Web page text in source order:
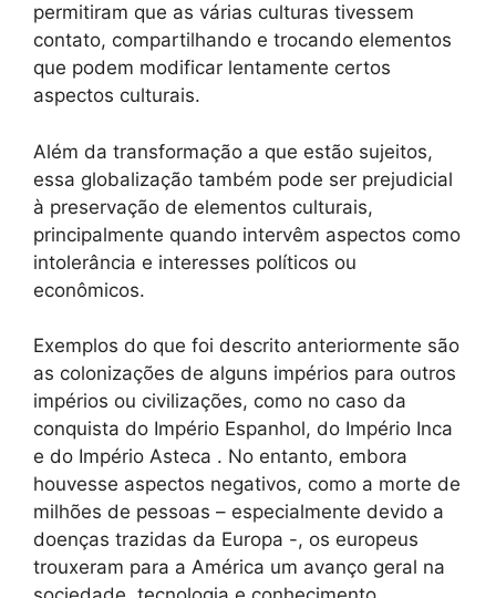
permitiram que as várias culturas tivessem
contato, compartilhando e trocando elementos
que podem modificar lentamente certos
aspectos culturais.
Além da transformação a que estão sujeitos,
essa globalização também pode ser prejudicial
à preservação de elementos culturais,
principalmente quando intervêm aspectos como
intolerância e interesses políticos ou
econômicos.
Exemplos do que foi descrito anteriormente são
as colonizações de alguns impérios para outros
impérios ou civilizações, como no caso da
conquista do Império Espanhol, do Império Inca
e do Império Asteca . No entanto, embora
houvesse aspectos negativos, como a morte de
milhões de pessoas – especialmente devido a
doenças trazidas da Europa -, os europeus
trouxeram para a América um avanço geral na